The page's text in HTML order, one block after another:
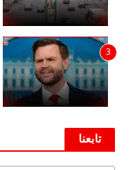
3
تابعنا